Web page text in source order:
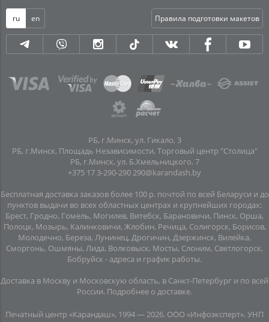
ru en Правила подготовки макетов
РБ, г.Минск, ул. Гикало, 3
РБ, г.Минск, Площадь Независимости, Торговый центр "Столица"
РБ, г.Минск, ул. Б.Хмельницкого, 7
+375 17 3-290-290 290@karandash.by
Бесплатная доставка заказов более 100 р. почтой по всей Беларуси и до
пунктов выдачи во всех областных центрах и крупнейших городах:
Брест, Гродно, Гомель, Могилев, Витебск, Барановичи, Пинск, Орша,
Полоцк, Мозырь, Калинковичи, Жлобин, Речица, Солигорск, Борисов,
Молодечно, Береза, Лунинец, Дрогичин, Дзержинск, Вилейка,
Сморгонь, Ошмяны, Лида, Волковыск, Мосты, Слоним, Светлогорск,
Бобруйск - адреса и график работы.
Доставка в Москву и Московскую область, в Санкт-Петербург и по всей
Росcии. Подробнее о доставке.
Печатный центр «Карандаш», 1994 — 2026. ООО «Инфоэксперт». УНП